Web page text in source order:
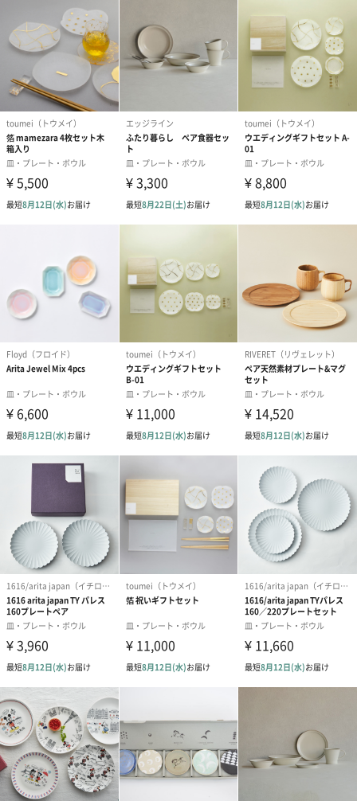
商品オプション情報
紙袋
お渡し用の紙袋です。
商品に合わせたサイズをお届けします。
あり（280円）
メッセージカード（通常・写真・グリーティング）
誕生日や結婚祝い・出産祝いなど、様々なシーンのメッセージカ
ードを同梱します。
メッセージカードや封筒のデザインは一部変更する場合がありま
す。
写真付きメッセージカ
ード（680円）
写真付きメッセージカ
ード（Thank you）ピ
ンク（680円）
【誕生日】
Birthday ホワ
刷なし）（
のしカード
商品の形質上、のしを直接添付できない商品にのし風のカードを
同梱します。
※のし下はご記入いただけません。
※カードのデザインは一部変更する場合があります。